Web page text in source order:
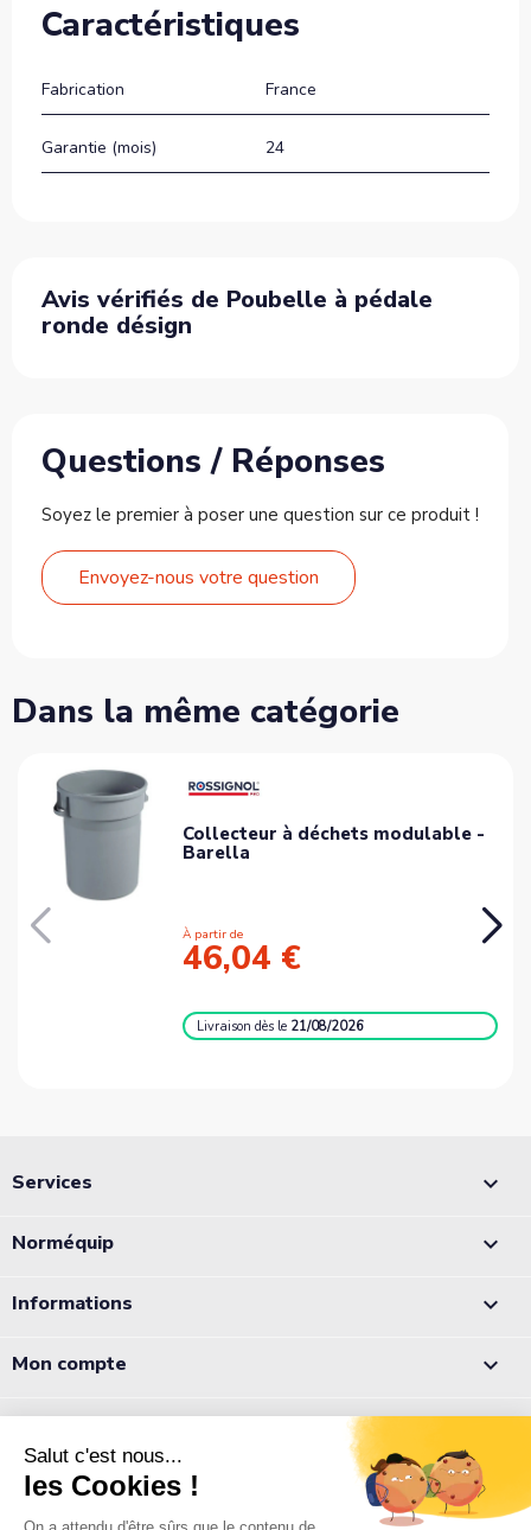
Caractéristiques
Fabrication France
Garantie (mois) 24
Avis vérifiés de Poubelle à pédale
ronde désign
Questions / Réponses
Soyez le premier à poser une question sur ce produit !
Envoyez-nous votre question
Dans la même catégorie
Collecteur à déchets modulable -
Barella
À partir de
46,04 €
Livraisondès le 21/08/2026
Services 
Norméquip 
Informations 
Mon compte 
05 56 78 78 10
Notre équipe est à votre écoute du lundi au jeudi de 8h à 12h et